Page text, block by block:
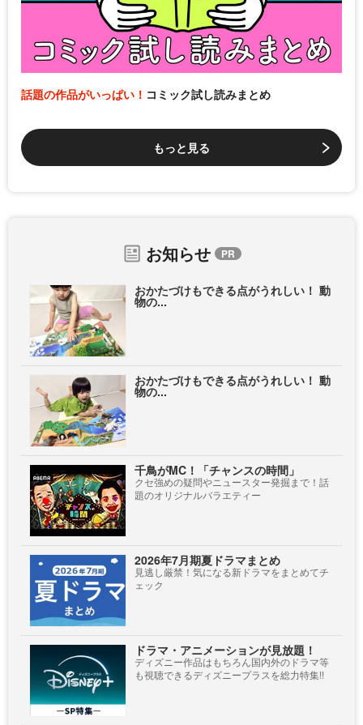
話題の作品がいっぱい！ コミック試し読みまとめ
もっと見る
お知らせ
おかたづけもできる点がうれしい！ 動
物の...
おかたづけもできる点がうれしい！ 動
物の...
千鳥がMC！「チャンスの時間」
クセ強めの疑問やニュースター発掘まで！話
題のオリジナルバラエティー
2026年7月期夏ドラマまとめ
見逃し厳禁！気になる新ドラマをまとめてチ
ェック
ドラマ・アニメーションが見放題！
ディズニー作品はもちろん国内外のドラマ等
も視聴できるディズニープラスを総力特集!!